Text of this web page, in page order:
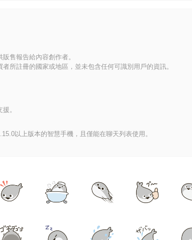
售報告給內容創作者。
所註冊的國家或地區，並未包含任何可識別用戶的資訊。
。
以上版本的智慧手機，且僅能在聊天列表使用。